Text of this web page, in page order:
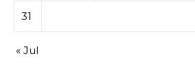
31
« Jul